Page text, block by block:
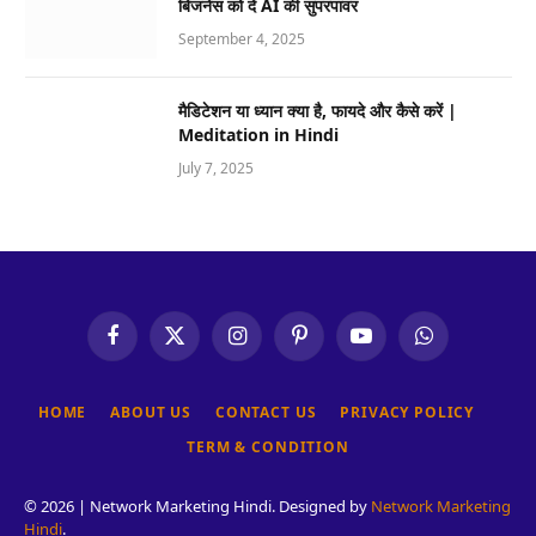
बिजनेस को दें AI की सुपरपावर
September 4, 2025
मैडिटेशन या ध्यान क्या है, फायदे और कैसे करें |
Meditation in Hindi
July 7, 2025
FacebookX
(Twitter)
InstagramPinterestYouTubeWhatsApp
HOME ABOUT US CONTACT US
PRIVACY POLICY
TERM & CONDITION
© 2026 | Network Marketing Hindi. Designed by Network Marketing
Hindi.